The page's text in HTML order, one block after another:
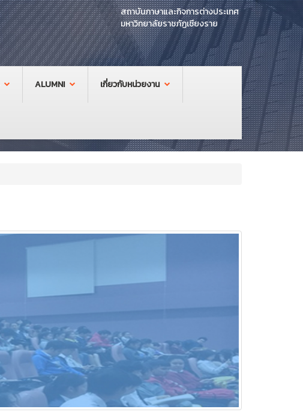
สถาบันภาษาและกิจการต่างประเทศ
มหาวิทยาลัยราชภัฏเชียงราย
ALUMNI เกี่ยวกับหน่วยงาน